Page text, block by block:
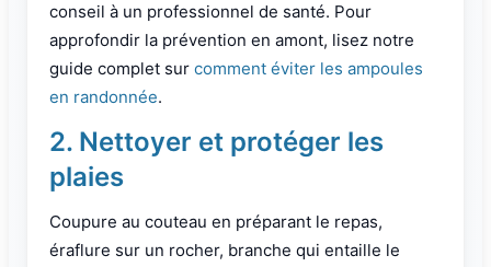
conseil à un professionnel de santé. Pour
approfondir la prévention en amont, lisez notre
guide complet sur comment éviter les ampoules
en randonnée.
2. Nettoyer et protéger les
plaies
Coupure au couteau en préparant le repas,
éraflure sur un rocher, branche qui entaille le